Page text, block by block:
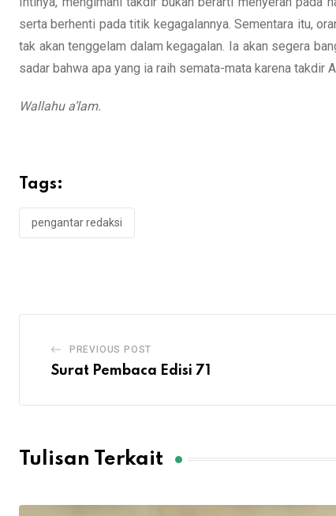
serta berhenti pada titik kegagalannya. Sementara itu,
tak akan tenggelam dalam kegagalan. Ia akan segera
sadar bahwa apa yang ia raih semata-mata karena takdir
Wallahu a’lam.
Tags:
pengantar redaksi
PREVIOUS POST
Surat Pembaca Edisi 71
Tulisan Terkait